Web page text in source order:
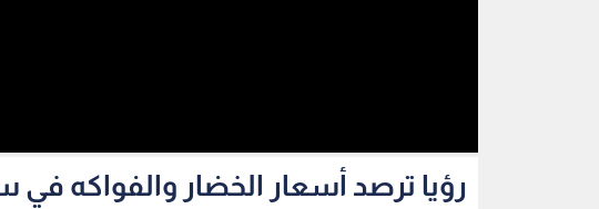
رؤيا ترصد أسعار الخضار والفواكه في